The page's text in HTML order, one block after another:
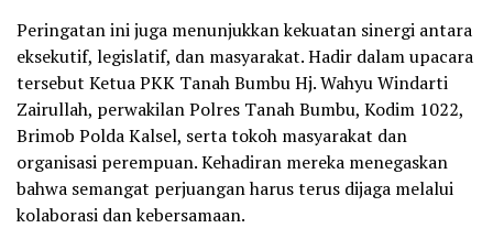
Peringatan ini juga menunjukkan kekuatan sinergi antara
eksekutif, legislatif, dan masyarakat. Hadir dalam upacara
tersebut Ketua PKK Tanah Bumbu Hj. Wahyu Windarti
Zairullah, perwakilan Polres Tanah Bumbu, Kodim 1022,
Brimob Polda Kalsel, serta tokoh masyarakat dan
organisasi perempuan. Kehadiran mereka menegaskan
bahwa semangat perjuangan harus terus dijaga melalui
kolaborasi dan kebersamaan.